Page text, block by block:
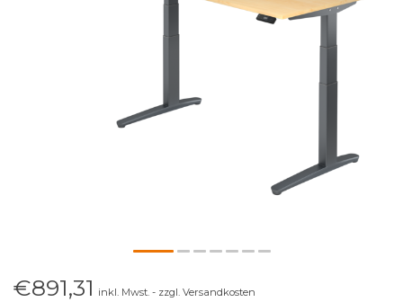
€891,31 inkl. Mwst. - zzgl. Versandkosten